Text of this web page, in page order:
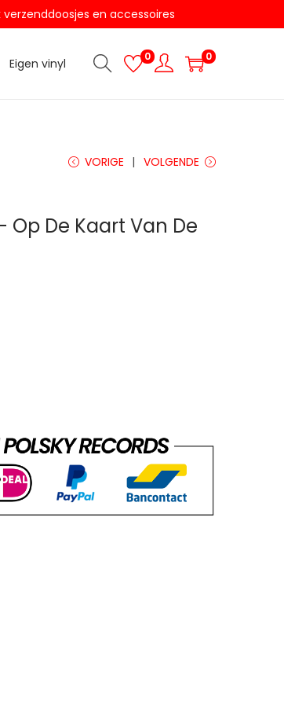
en accessoires
Eigen vinyl 0 0
VORIGE VOLGENDE
Op De Kaart Van De